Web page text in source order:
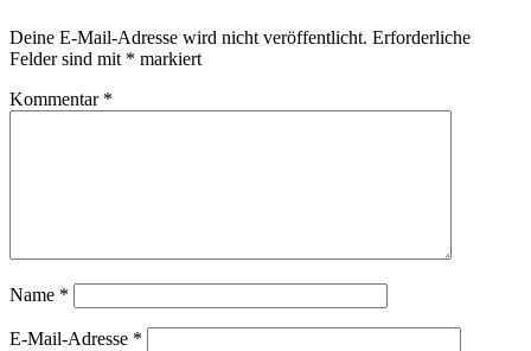
Deine E-Mail-Adresse wird nicht veröffentlicht. Erforderliche
Felder sind mit * markiert
Kommentar *
Name *
E-Mail-Adresse *